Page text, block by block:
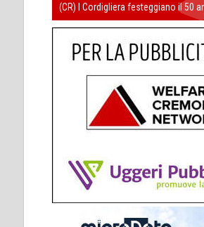
(CR) I Cordigliera festeggiano il 50